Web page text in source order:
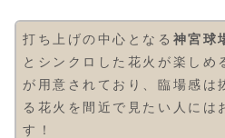
打ち上げの中心となる 神宮球
とシンクロした花火が楽しめ
が用意されており、臨場感は
る花火を間近で見たい人には
す！